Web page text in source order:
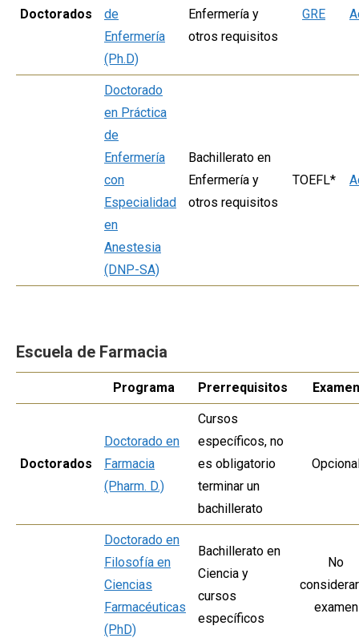
Doctorados
de
Enfermería
(Ph.D)
Enfermería y
otros requisitos
GRE
Doctorado
en Práctica
de
Enfermería
con
Especialidad
en
Anestesia
(DNP-SA)
Bachillerato en
Enfermería y
otros requisitos
TOEFL*
Escuela de Farmacia
Programa Prerrequisitos Examen
Doctorados
Doctorado en
Farmacia
(Pharm. D.)
Cursos
específicos, no
es obligatorio
terminar un
bachillerato
Doctorado en
Filosofía en
Ciencias
Farmacéuticas
(PhD)
Bachillerato en
Ciencia y
cursos
específicos
No
examen